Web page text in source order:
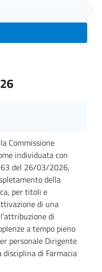
Commissione
individuata con
del 26/03/2026,
della
per titoli e
di una
di
a tempo pieno
personale Dirigente
disciplina di Farmacia